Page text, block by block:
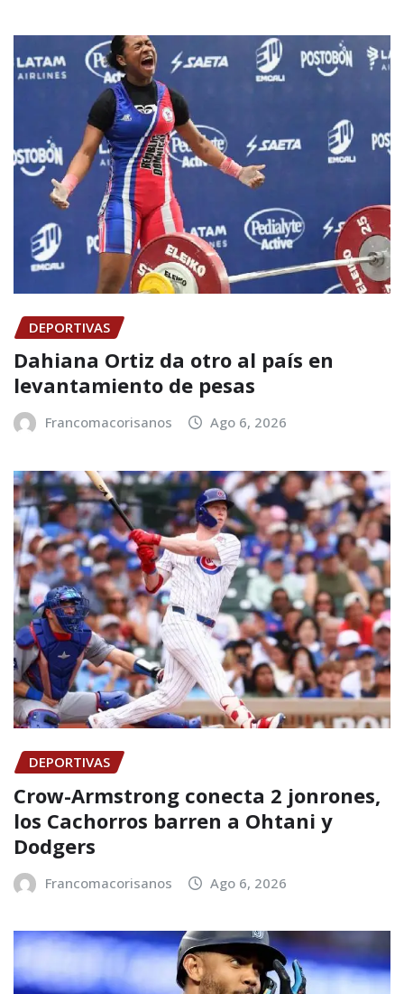
DEPORTIVAS
Dahiana Ortiz da otro al país en
levantamiento de pesas
Francomacorisanos Ago 6, 2026
DEPORTIVAS
Crow-Armstrong conecta 2 jonrones,
los Cachorros barren a Ohtani y
Dodgers
Francomacorisanos Ago 6, 2026